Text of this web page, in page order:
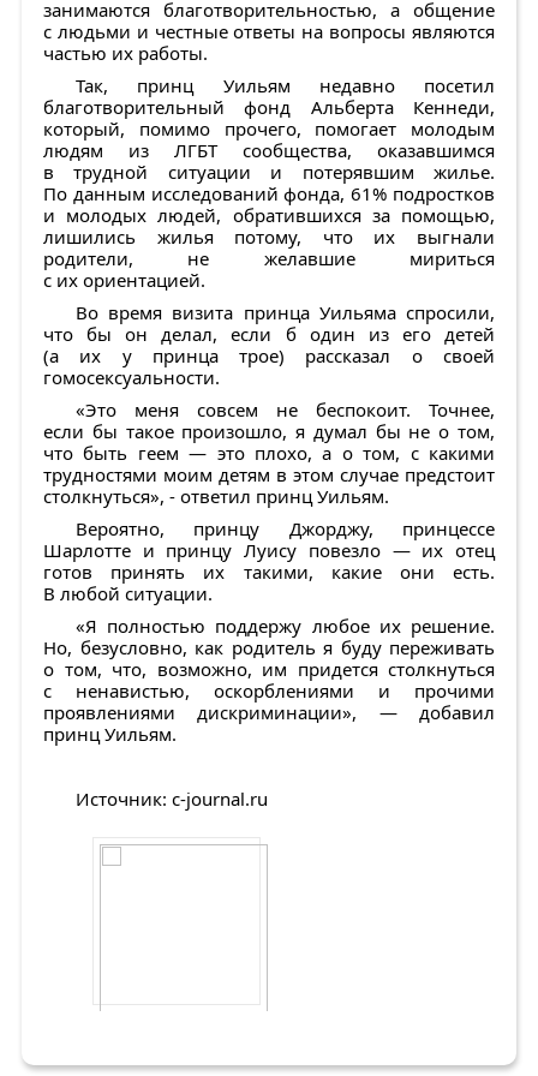
занимаются благотворительностью, а общение
с людьми и честные ответы на вопросы являются
частью их работы.
Так, принц Уильям недавно посетил
благотворительный фонд Альбертa Кеннеди,
который, помимо прочего, помогает молодым
людям из ЛГБТ сообщества, оказавшимся
в трудной ситуации и потерявшим жилье.
По данным исследований фонда, 61% подростков
и молодых людей, обратившихся за помощью,
лишились жилья потому, что их выгнали
родители, не желавшие мириться
с их ориентацией.
Во время визита принца Уильяма спросили,
что бы он делал, если б один из его детей
(а их у принца трое) рассказал о своей
гомосексуальности.
«Это меня совсем не беспокоит. Точнее,
если бы такое произошло, я думал бы не о том,
что быть геем — это плохо, а о том, с какими
трудностями моим детям в этом случае предстоит
столкнуться», - ответил принц Уильям.
Вероятно, принцу Джорджу, принцессе
Шарлотте и принцу Луису повезло — их отец
готов принять их такими, какие они есть.
В любой ситуации.
«Я полностью поддержу любое их решение.
Но, безусловно, как родитель я буду переживать
о том, что, возможно, им придется столкнуться
с ненавистью, оскорблениями и прочими
проявлениями дискриминации», — добавил
принц Уильям.
Источник: c-journal.ru